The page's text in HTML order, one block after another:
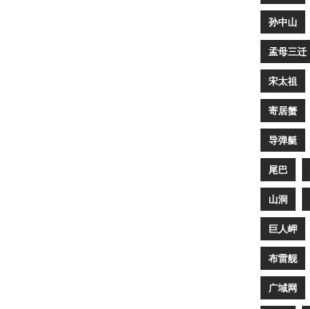
孙中山
孟母三迁
宋太祖
寄居蟹
导弹艇
尾巴
山洞
巨人岬
布雷舰
广域网